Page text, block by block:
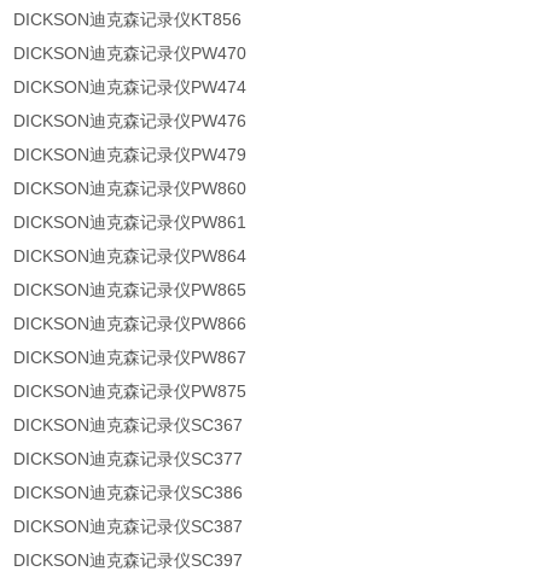
DICKSON迪克森记录仪KT856
DICKSON迪克森记录仪PW470
DICKSON迪克森记录仪PW474
DICKSON迪克森记录仪PW476
DICKSON迪克森记录仪PW479
DICKSON迪克森记录仪PW860
DICKSON迪克森记录仪PW861
DICKSON迪克森记录仪PW864
DICKSON迪克森记录仪PW865
DICKSON迪克森记录仪PW866
DICKSON迪克森记录仪PW867
DICKSON迪克森记录仪PW875
DICKSON迪克森记录仪SC367
DICKSON迪克森记录仪SC377
DICKSON迪克森记录仪SC386
DICKSON迪克森记录仪SC387
DICKSON迪克森记录仪SC397